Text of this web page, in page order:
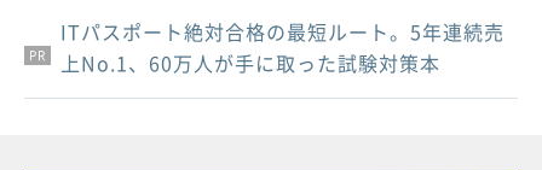
PR
PR
PR
ITパスポート絶対合格の最短ルート。5年連続売
上No.1、60万人が手に取った試験対策本